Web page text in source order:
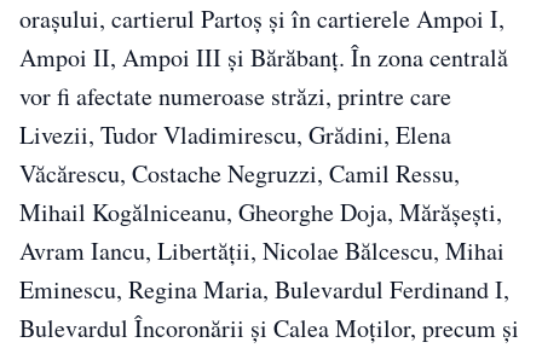
orașului, cartierul Partoș și în cartierele Ampoi I,
Ampoi II, Ampoi III și Bărăbanț. În zona centrală
vor fi afectate numeroase străzi, printre care
Livezii, Tudor Vladimirescu, Grădini, Elena
Văcărescu, Costache Negruzzi, Camil Ressu,
Mihail Kogălniceanu, Gheorghe Doja, Mărășești,
Avram Iancu, Libertății, Nicolae Bălcescu, Mihai
Eminescu, Regina Maria, Bulevardul Ferdinand I,
Bulevardul Încoronării și Calea Moților, precum și